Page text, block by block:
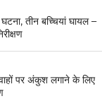
तीन बच्चियां घायल –
पर अंकुश लगाने के लिए